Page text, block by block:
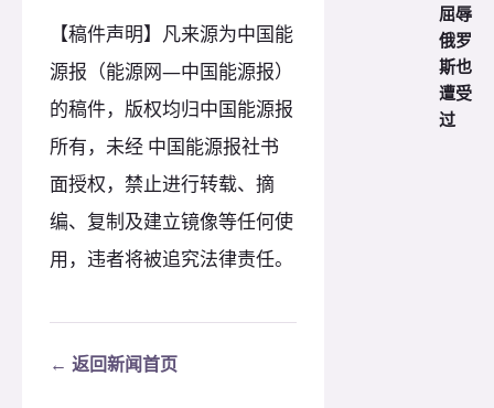
【稿件声明】凡来源为中国能
源报（能源网—中国能源报）
的稿件，版权均归中国能源报
所有，未经 中国能源报社书
面授权，禁止进行转载、摘
编、复制及建立镜像等任何使
用，违者将被追究法律责任。
← 返回新闻首页
屈辱
俄罗
斯也
遭受
过